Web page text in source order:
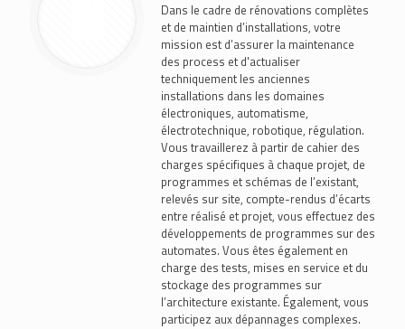
Dans le cadre de rénovations complètes
et de maintien d’installations, votre
mission est d’assurer la maintenance
des process et d'actualiser
techniquement les anciennes
installations dans les domaines
électroniques, automatisme,
électrotechnique, robotique, régulation.
Vous travaillerez à partir de cahier des
charges spécifiques à chaque projet, de
programmes et schémas de l’existant,
relevés sur site, compte-rendus d’écarts
entre réalisé et projet, vous effectuez des
développements de programmes sur des
automates. Vous êtes également en
charge des tests, mises en service et du
stockage des programmes sur
l’architecture existante. Également, vous
participez aux dépannages complexes.